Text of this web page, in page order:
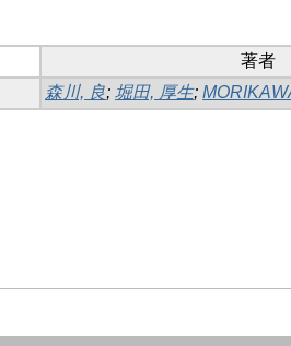
著者
森川, 良; 堀田, 厚生;